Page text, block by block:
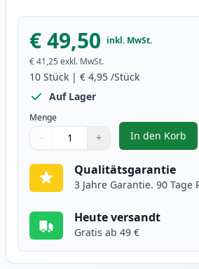
€ 49,50 inkl. MwSt.
€ 41,25 exkl. MwSt.
10 Stück | € 4,95 /Stück
Auf Lager
Menge
Verwenden Sie die Tasten, um
− +
1
In den Korb
, 10
Qualitätsgarantie
3 Jahre Garantie. 90 Tage
Heute versandt
Gratis ab 49 €